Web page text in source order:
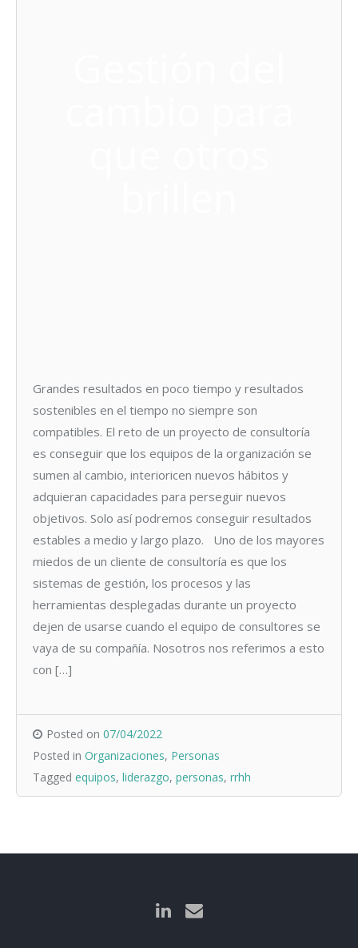
Grandes resultados en poco tiempo y resultados
sostenibles en el tiempo no siempre son
compatibles. El reto de un proyecto de consultoría
es conseguir que los equipos de la organización se
sumen al cambio, interioricen nuevos hábitos y
adquieran capacidades para perseguir nuevos
objetivos. Solo así podremos conseguir resultados
estables a medio y largo plazo. Uno de los mayores
miedos de un cliente de consultoría es que los
sistemas de gestión, los procesos y las
herramientas desplegadas durante un proyecto
dejen de usarse cuando el equipo de consultores se
vaya de su compañía. Nosotros nos referimos a esto
con […]
Posted on 07/04/2022
Posted in Organizaciones, Personas
Tagged equipos, liderazgo, personas, rrhh